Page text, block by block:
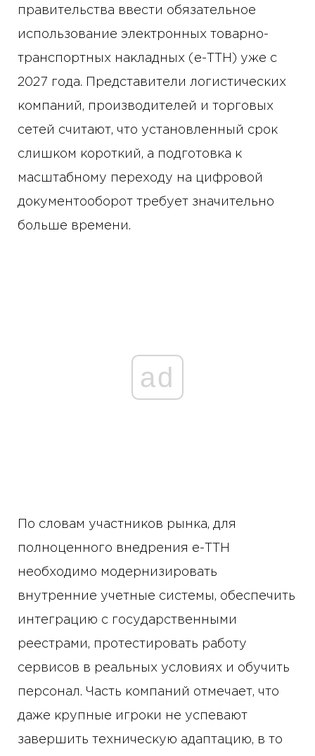
правительства ввести обязательное
использование электронных товарно-
транспортных накладных (е-ТТН) уже с
2027 года. Представители логистических
компаний, производителей и торговых
сетей считают, что установленный срок
слишком короткий, а подготовка к
масштабному переходу на цифровой
документооборот требует значительно
больше времени.
ad
По словам участников рынка, для
полноценного внедрения е-ТТН
необходимо модернизировать
внутренние учетные системы, обеспечить
интеграцию с государственными
реестрами, протестировать работу
сервисов в реальных условиях и обучить
персонал. Часть компаний отмечает, что
даже крупные игроки не успевают
завершить техническую адаптацию, в то